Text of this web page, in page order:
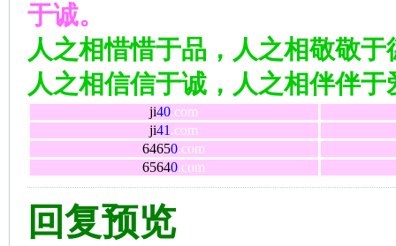
于诚。
人之相惜惜于品，人之相敬敬
人之相信信于诚，人之相伴伴于
ji40.com
ji41 .com
64650.com
65640.com
回复预览